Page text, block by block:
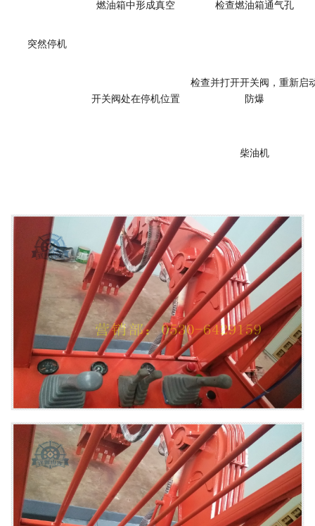
燃油箱中形成真空 检查燃油箱通气孔
突然停机
开关阀处在停机位置
检查并打开开关阀，重新启
防爆
柴油机